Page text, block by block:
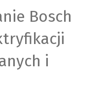
Bosch
i